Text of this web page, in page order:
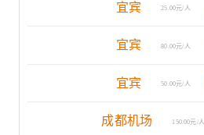
宜宾 25.00元/人
宜宾 80.00元/人
宜宾 50.00元/人
成都机场 150.00元/人